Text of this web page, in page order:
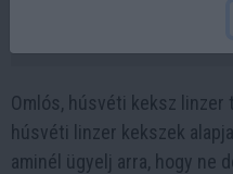
Omlós, húsvéti keksz linzer
húsvéti linzer kekszek
aminél ügyelj arra, hogy ne